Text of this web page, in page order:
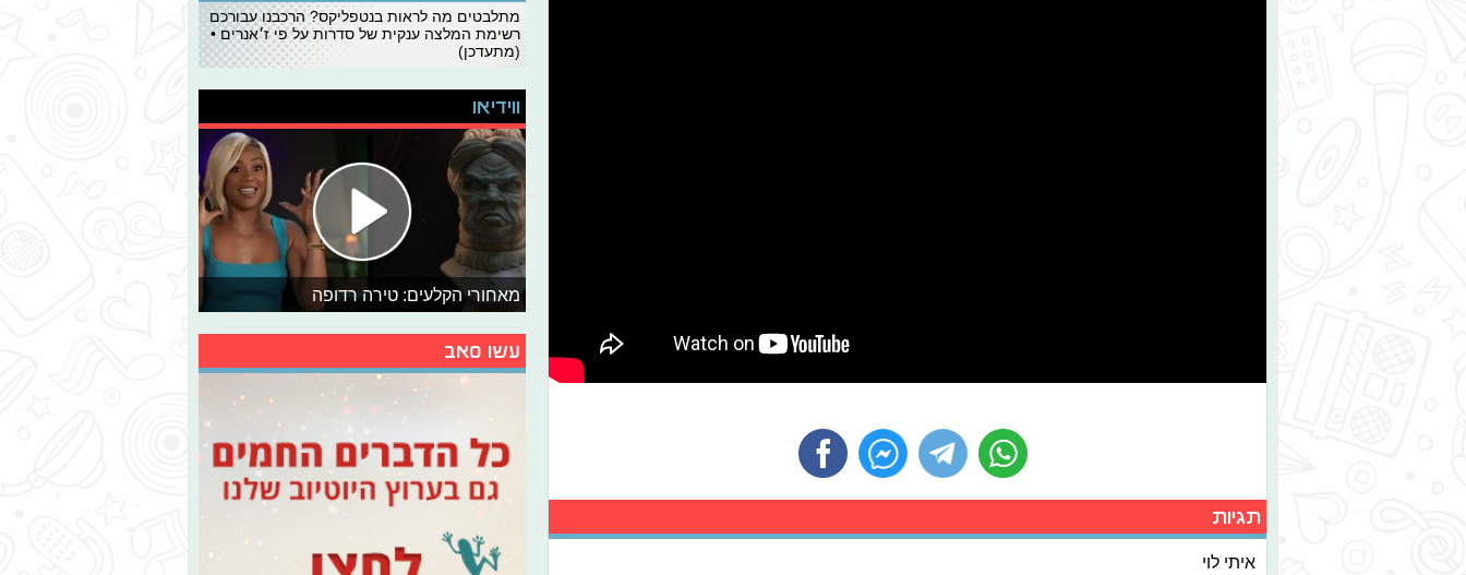
תגיות
איתי לוי
מתלבטים מה לראות בנטפליקס? הרכבנו עבורכם
רשימת המלצה ענקית של סדרות על פי ז׳אנרים •
(מתעדכן)
ווידיאו
מאחורי הקלעים: טירה רדופה
עשו סאב